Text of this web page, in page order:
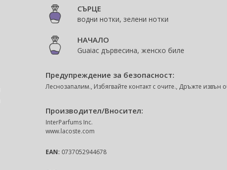
СЪРЦЕ
водни нотки, зелени нотки
НАЧАЛО
Guaiac дървесина, женско биле
Предупреждение за безопасност:
Леснозапалим., Избягвайте контакт с очите., Дръжте извън
Производител/Вносител:
InterParfums Inc.
www.lacoste.com
EAN: 0737052944678